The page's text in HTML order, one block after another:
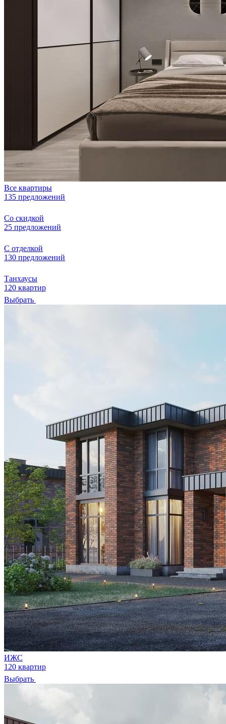
Все квартиры
135 предложений
Со скидкой
25 предложений
С отделкой
130 предложений
Танхаусы
120 квартир
Выбрать
ИЖС
120 квартир
Выбрать